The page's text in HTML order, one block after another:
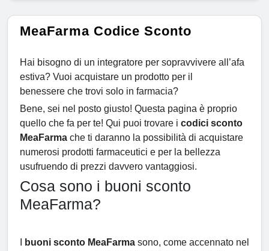
MeaFarma Codice Sconto
Hai bisogno di un integratore per sopravvivere all’afa
estiva? Vuoi acquistare un prodotto per il
benessere che trovi solo in farmacia?
Bene, sei nel posto giusto! Questa pagina è proprio
quello che fa per te! Qui puoi trovare i codici sconto
MeaFarma che ti daranno la possibilità di acquistare
numerosi prodotti farmaceutici e per la bellezza
usufruendo di prezzi davvero vantaggiosi.
Cosa sono i buoni sconto
MeaFarma?
buoni sconto MeaFarma sono, come accennato nel